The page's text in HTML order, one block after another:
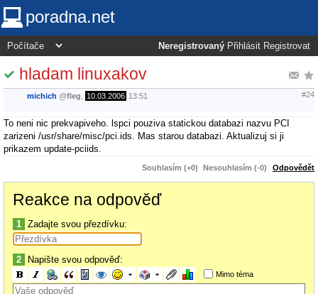
poradna.net
Neregistrovaný Přihlásit Registrovat
hladam linuxakov
michich @fleg 10.03.2006 13:51 #24
To neni nic prekvapiveho. lspci pouziva statickou databazi nazvu PCI
zarizeni /usr/share/misc/pci.ids. Mas starou databazi. Aktualizuj si ji
prikazem update-pciids.
Souhlasím (+0) Nesouhlasím (-0) Odpovědět
Reakce na odpověď
1 Zadajte svou přezdívku:
2 Napište svou odpověď:
Mimo téma